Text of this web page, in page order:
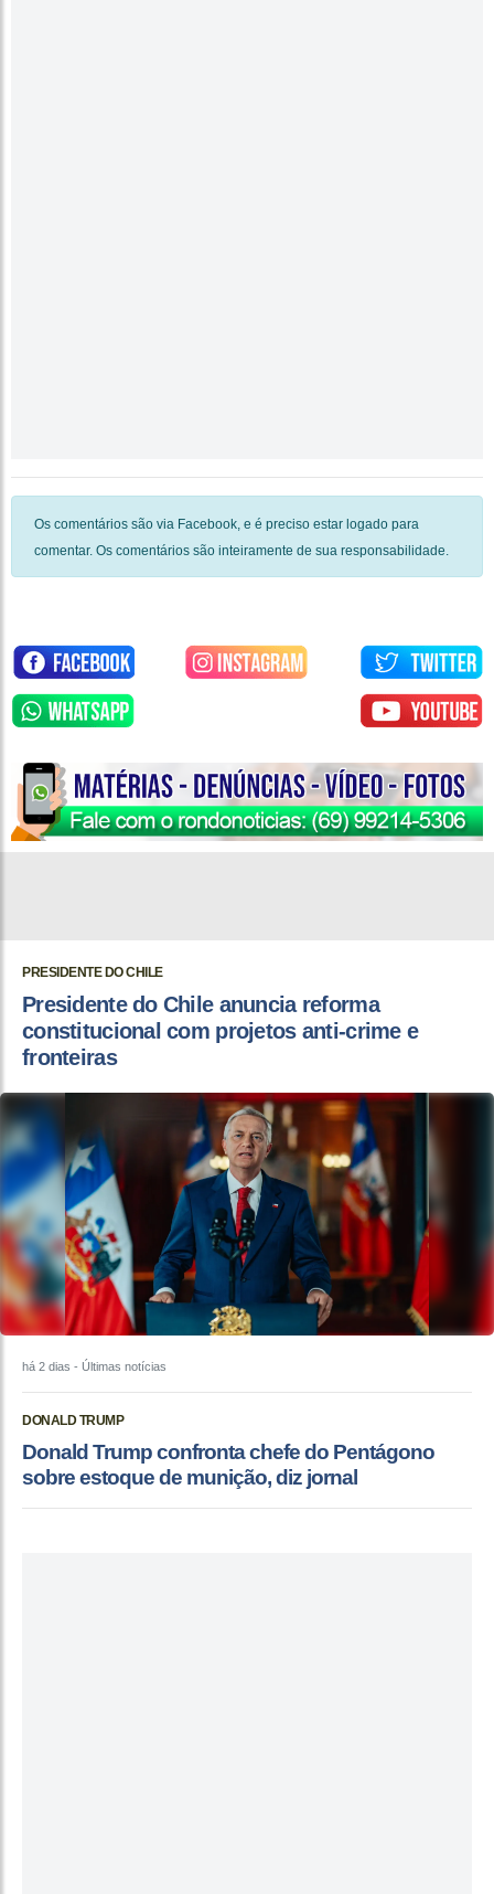
Os comentários são via Facebook, e é preciso estar logado para
comentar. Os comentários são inteiramente de sua responsabilidade.
PRESIDENTE DO CHILE
Presidente do Chile anuncia reforma
constitucional com projetos anti-crime e
fronteiras
há 2 dias - Últimas notícias
DONALD TRUMP
Donald Trump confronta chefe do Pentágono
sobre estoque de munição, diz jornal